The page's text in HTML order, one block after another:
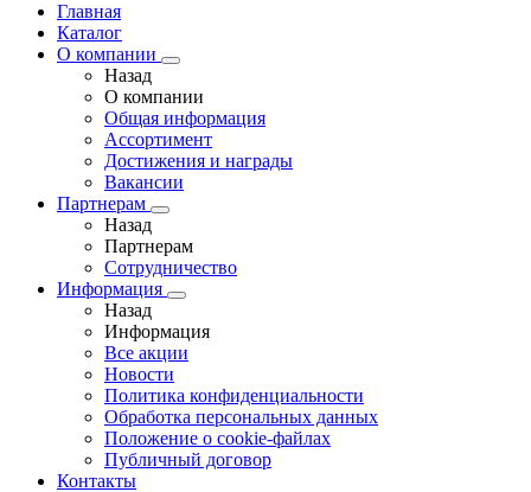
Главная
Каталог
О компании
Назад
О компании
Общая информация
Ассортимент
Достижения и награды
Вакансии
Партнерам
Назад
Партнерам
Сотрудничество
Информация
Назад
Информация
Все акции
Новости
Политика конфиденциальности
Обработка персональных данных
Положение о cookie-файлах
Публичный договор
Контакты